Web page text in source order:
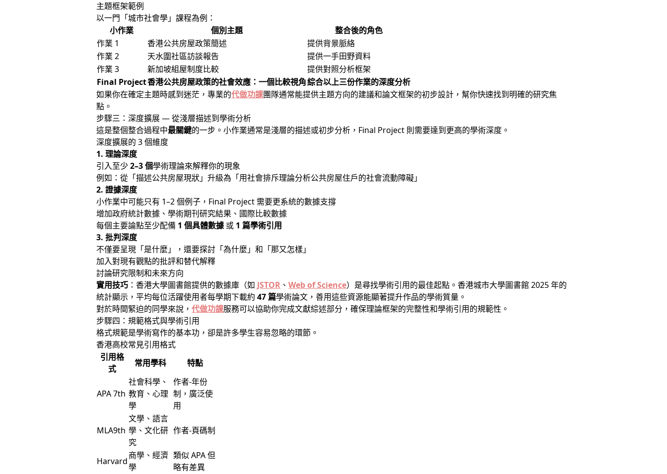
主題框架範例
以一門「城市社會學」課程為例：
小作業
個別主題
整合後的角色
作業 1
香港公共房屋政策簡述
提供背景脈絡
作業 2
天水圍社區訪談報告
提供一手田野資料
作業 3
新加坡組屋制度比較
提供對照分析框架
Final Project香港公共房屋政策的社會效應：一個比較視角綜合以上三份作業的深度分析
如果你在確定主題時感到迷茫，專業的代做功課團隊通常能提供主題方向的建議和論文框架的初步設計，幫你快速找到明確的研究焦
點。
步驟三：深度擴展 — 從淺層描述到學術分析
這是整個整合過程中最關鍵的一步。小作業通常是淺層的描述或初步分析，Final Project 則需要達到更高的學術深度。
深度擴展的 3 個維度
1. 理論深度
引入至少2–3 個學術理論來解釋你的現象
例如：從「描述公共房屋現狀」升級為「用社會排斥理論分析公共房屋住戶的社會流動障礙」
2. 證據深度
小作業中可能只有 1–2 個例子，Final Project 需要更系統的數據支撐
增加政府統計數據、學術期刊研究結果、國際比較數據
每個主要論點至少配備 1 個具體數據 或 1 篇學術引用
3. 批判深度
不僅要呈現「是什麼」，還要探討「為什麼」和「那又怎樣」
加入對現有觀點的批評和替代解釋
討論研究限制和未來方向
實用技巧 ：香港大學圖書館提供的數據庫（如 JSTOR 、Web of Science）是尋找學術引用的最佳起點。香港城市大學圖書館 2025 年的
統計顯示，平均每位活躍使用者每學期下載約47 篇學術論文，善用這些資源能顯著提升作品的學術質量。
對於時間緊迫的同學來說，代做功課服務可以協助你完成文獻綜述部分，確保理論框架的完整性和學術引用的規範性。
步驟四：規範格式與學術引用
格式規範是學術寫作的基本功，卻是許多學生容易忽略的環節。
香港高校常見引用格式
引用格
式
常用學科 特點
APA 7th
社會科學、
教育、心理
學
作者-年份
制，廣泛使
用
MLA9th
文學、語言
學、文化研
究
作者-頁碼制
Harvard
商學、經濟
學
類似 APA 但
略有差異